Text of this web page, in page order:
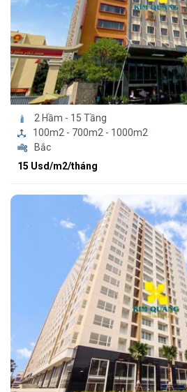
2 Hầm - 15 Tầng
100m2 - 700m2 - 1000m2
Bắc
15 Usd/m2/tháng